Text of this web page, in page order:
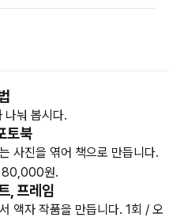
나눠 봅시다.
토북
사진을 엮어 책으로 만듭니다.
80,000원.
, 프레임
액자 작품을 만듭니다. 1회 / 오